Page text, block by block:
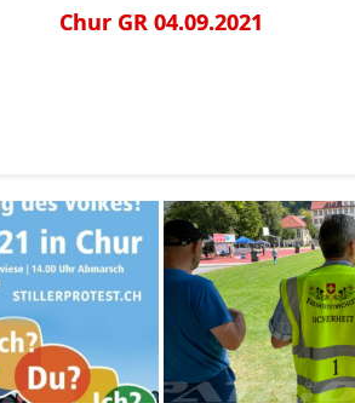
Chur GR 04.09.2021